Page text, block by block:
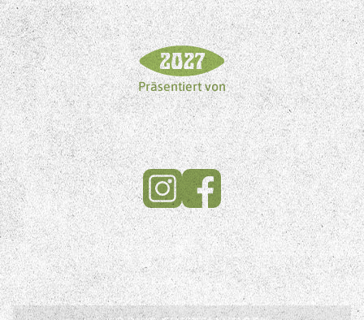
Präsentiert von
ARCHIV
KONTAKT & IMPRESSUM
DATENSCHUTZ